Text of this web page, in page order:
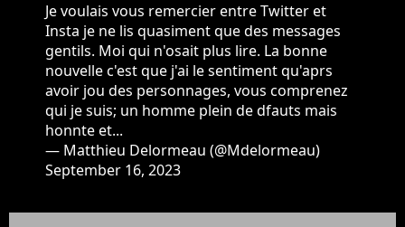
Je voulais vous remercier entre Twitter et
Insta je ne lis quasiment que des messages
gentils. Moi qui n'osait plus lire. La bonne
nouvelle c'est que j'ai le sentiment qu'aprs
avoir jou des personnages, vous comprenez
qui je suis; un homme plein de dfauts mais
honnte et...
— Matthieu Delormeau (@Mdelormeau)
September 16, 2023